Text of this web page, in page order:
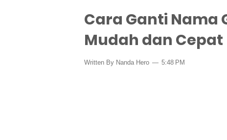
Cara Ganti Nama
Mudah dan Cepat
Written By Nanda Hero 5:48 PM